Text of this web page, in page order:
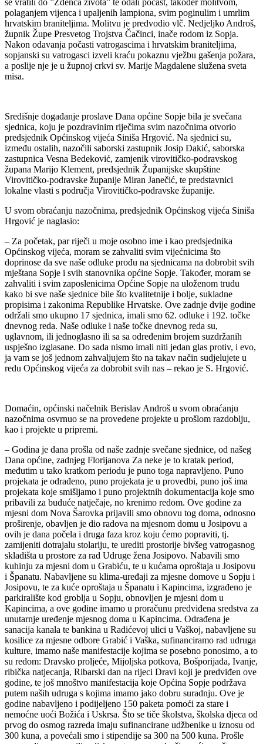
polaganjem vijenca i upaljenih lampiona, svim poginulim i umrlim
hrvatskim braniteljima. Molitvu je predvodio vlč. Nedjeljko Androš,
župnik Župe Presvetog Trojstva Čačinci, inače rodom iz Sopja.
Nakon odavanja počasti vatrogascima i hrvatskim braniteljima,
sopjanski su vatrogasci izveli kraću pokaznu vježbu gašenja požara,
a poslije nje je u župnoj crkvi sv. Marije Magdalene služena sveta
misa.
Središnje događanje proslave Dana općine Sopje bila je svečana
sjednica, koju je pozdravinim riječima svim nazočnima otvorio
predsjednik Općinskog vijeća Siniša Hrgović. Na sjednici su,
između ostalih, nazočili saborski zastupnik Josip Đakić, saborska
zastupnica Vesna Bedeković, zamjenik virovitičko-podravskog
župana Marijo Klement, predsjednik Županijske skupštine
Virovitičko-podravske županije Miran Janečić, te predstavnici
lokalne vlasti s područja Virovitičko-podravske županije.
U svom obraćanju nazočnima, predsjednik Općinskog vijeća Siniša
Hrgović je naglasio:
– Za početak, par riječi u moje osobno ime i kao predsjednika
Općinskog vijeća, moram se zahvaliti svim vijećnicima što
doprinose da sve naše odluke prođu na sjednicama na dobrobit svih
mještana Sopje i svih stanovnika općine Sopje. Također, moram se
zahvaliti i svim zaposlenicima Općine Sopje na uloženom trudu
kako bi sve naše sjednice bile što kvalitetnije i bolje, sukladne
propisima i zakonima Republike Hrvatske. Ove zadnje dvije godine
održali smo ukupno 17 sjednica, imali smo 62. odluke i 192. točke
dnevnog reda. Naše odluke i naše točke dnevnog reda su,
uglavnom, ili jednoglasno ili sa sa određenim brojem suzdržanih
uspješno izglasane. Do sada nismo imali niti jedan glas protiv, i evo,
ja vam se još jednom zahvaljujem što na takav način sudjelujete u
redu Općinskog vijeća za dobrobit svih nas – rekao je S. Hrgović.
Domaćin, općinski načelnik Berislav Androš u svom obraćanju
nazočnima osvrnuo se na provedene projekte u prošlom razdoblju,
kao i projekte u pripremi.
– Godina je dana prošla od naše zadnje svečane sjednice, od našeg
Dana općine, zadnjeg Florijanova Za neke je to kratak period,
međutim u tako kratkom periodu je puno toga napravljeno. Puno
projekata je odrađeno, puno projekata je u provedbi, puno još ima
projekata koje smišljamo i puno projektnih dokumentacija koje smo
pribavili za buduće natječaje, no krenimo redom. Ove godine za
mjesni dom Nova Šarovka prijavili smo obnovu tog doma, odnosno
proširenje, obavljen je dio radova na mjesnom domu u Josipovu a
ovih je dana počela i druga faza kroz koju ćemo popraviti, tj.
zamijeniti dotrajalu stolariju, te urediti prostorije bivšeg vatrogasnog
skladišta u prostore za rad Udruge žena Josipovo. Nabavili smo
kuhinju za mjesni dom u Grabiću, te u kućama oproštaja u Josipovu
i Španatu. Nabavljene su klima-uređaji za mjesne domove u Sopju i
Josipovu, te za kuće oproštaja u Španatu i Kapincima, izgrađeno je
parkiralište kod groblja u Sopju, obnovljen je mjesni dom u
Kapincima, a ove godine imamo u proračunu predviđena sredstva za
unutarnje uređenje mjesnog doma u Kapincima. Odrađena je
sanacija kanala te bankina u Radićevoj ulici u Vaškoj, nabavljene su
kosilice za mjesne odbore Grabić i Vaška, sufinanciramo rad udruga
kulture, imamo naše manifestacije kojima se posebno ponosimo, a to
su redom: Dravsko proljeće, Mijoljska potkova, Bošporijada, Ivanje,
ribička natjecanja, Ribarski dan na rijeci Dravi koji je predviđen ove
godine, te još mnoštvo manifestacija koje Općina Sopje podržava
putem naših udruga s kojima imamo jako dobru suradnju. Ove je
godine nabavljeno i podijeljeno 150 paketa pomoći za stare i
nemoćne uoći Božića i Uskrsa. Što se tiče školstva, školska djeca od
prvog do osmog razreda imaju sufinancirane udžbenike u iznosu od
300 kuna, a povećali smo i stipendije sa 300 na 500 kuna. Prošle